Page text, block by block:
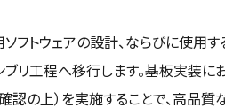
フトウェアの設計、ならびに使用
リ工程へ移行します。基板実装に
の上）を実施することで、高品